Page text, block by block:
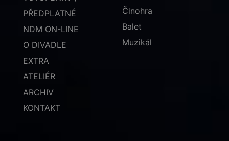
PŘEDPLATNÉ
NDM ON-LINE
O DIVADLE
EXTRA
ATELIÉR
ARCHIV
KONTAKT
Činohra
Balet
Muzikál